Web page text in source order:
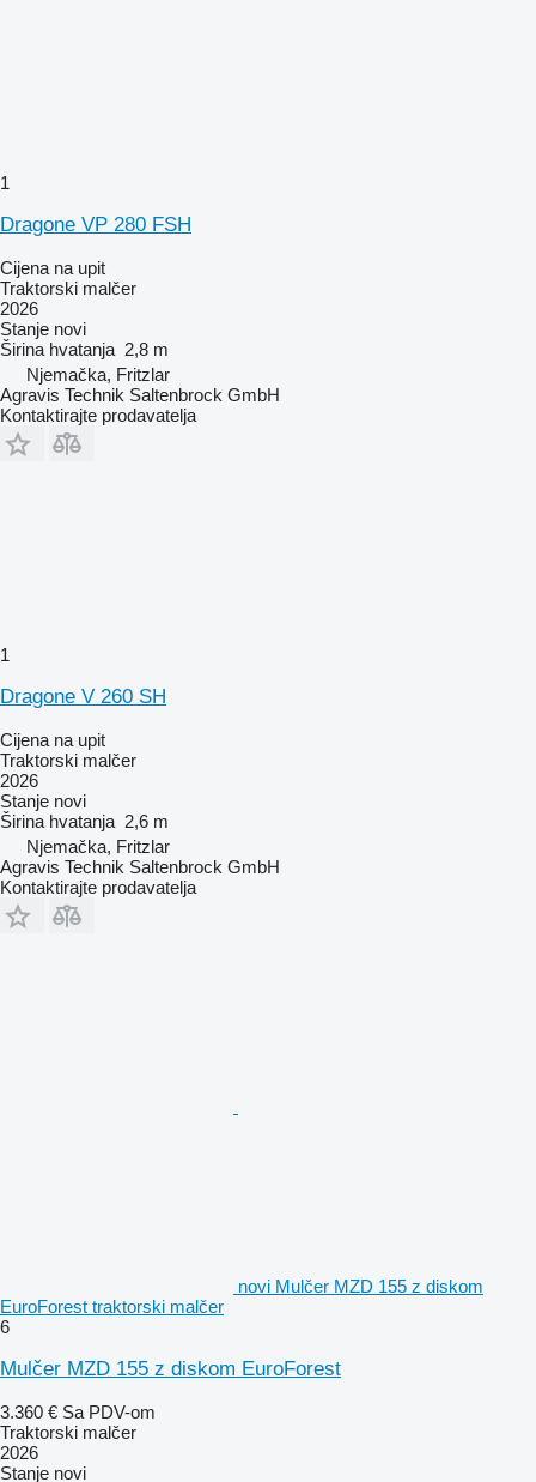
1
Dragone VP 280 FSH
Cijena na upit
Traktorski malčer
2026
Stanje novi
Širina hvatanja 2,8 m
Njemačka, Fritzlar
Agravis Technik Saltenbrock GmbH
Kontaktirajte prodavatelja
1
Dragone V 260 SH
Cijena na upit
Traktorski malčer
2026
Stanje novi
Širina hvatanja 2,6 m
Njemačka, Fritzlar
Agravis Technik Saltenbrock GmbH
Kontaktirajte prodavatelja
novi Mulčer MZD 155 z diskom
EuroForest traktorski malčer
6
Mulčer MZD 155 z diskom EuroForest
3.360 € Sa PDV-om
Traktorski malčer
2026
Stanje novi